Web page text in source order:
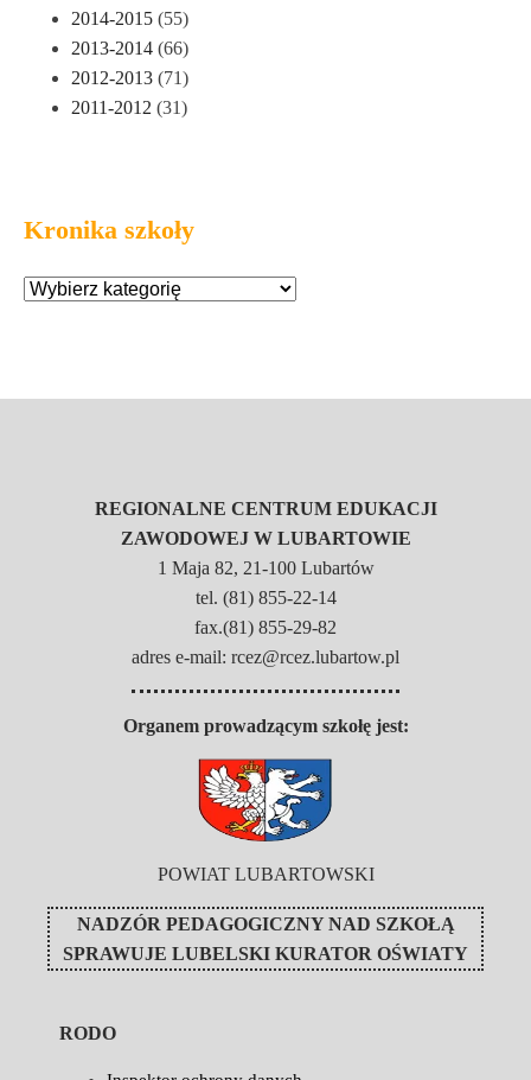
2014-2015 (55)
2013-2014 (66)
2012-2013 (71)
2011-2012 (31)
Kronika szkoły
REGIONALNE CENTRUM EDUKACJI
ZAWODOWEJ W LUBARTOWIE
1 Maja 82, 21-100 Lubartów
tel. (81) 855-22-14
fax.(81) 855-29-82
adres e-mail: rcez@rcez.lubartow.pl
Organem prowadzącym szkołę jest:
POWIAT LUBARTOWSKI
NADZÓR PEDAGOGICZNY NAD SZKOŁĄ
SPRAWUJE LUBELSKI KURATOR OŚWIATY
RODO